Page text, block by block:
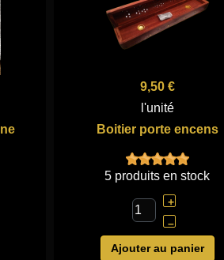
9,50 €
l'unité
Boitier porte encens
5 produits en stock
+
–
Ajouter au panier